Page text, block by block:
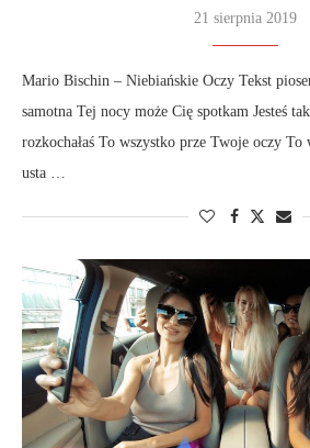
21 sierpnia 2019
Mario Bischin – Niebiańskie Oczy Tekst
samotna Tej nocy może Cię spotkam Jesteś
rozkochałaś To wszystko prze Twoje oczy To
usta …